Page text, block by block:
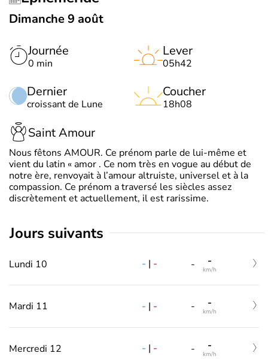
Dimanche 9 août
Journée
0 min
Dernier
croissant de Lune
Lever
05h42
Coucher
18h08
Saint Amour
Nous fêtons AMOUR. Ce prénom parle de lui-même et
vient du latin « amor . Ce nom très en vogue au début de
notre ère, renvoyait à l’amour altruiste, universel et à la
compassion. Ce prénom a traversé les siècles assez
discrètement et actuellement, il est rarissime.
jours suivants
Lundi 10 - | - - -
km/h
Mardi 11 - | - - -
km/h
Mercredi 12 - | - - -
km/h